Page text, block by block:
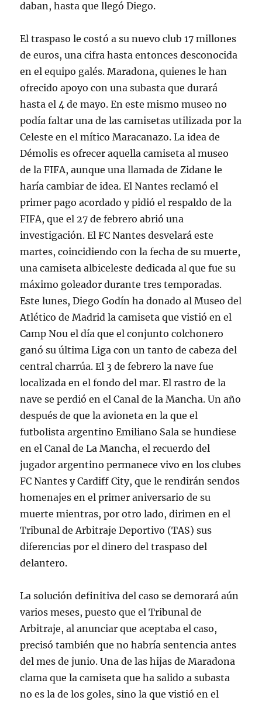
daban, hasta que llegó Diego.
El traspaso le costó a su nuevo club 17 millones
de euros, una cifra hasta entonces desconocida
en el equipo galés. Maradona, quienes le han
ofrecido apoyo con una subasta que durará
hasta el 4 de mayo. En este mismo museo no
podía faltar una de las camisetas utilizada por la
Celeste en el mítico Maracanazo. La idea de
Démolis es ofrecer aquella camiseta al museo
de la FIFA, aunque una llamada de Zidane le
haría cambiar de idea. El Nantes reclamó el
primer pago acordado y pidió el respaldo de la
FIFA, que el 27 de febrero abrió una
investigación. El FC Nantes desvelará este
martes, coincidiendo con la fecha de su muerte,
una camiseta albiceleste dedicada al que fue su
máximo goleador durante tres temporadas.
Este lunes, Diego Godín ha donado al Museo del
Atlético de Madrid la camiseta que vistió en el
Camp Nou el día que el conjunto colchonero
ganó su última Liga con un tanto de cabeza del
central charrúa. El 3 de febrero la nave fue
localizada en el fondo del mar. El rastro de la
nave se perdió en el Canal de la Mancha. Un año
después de que la avioneta en la que el
futbolista argentino Emiliano Sala se hundiese
en el Canal de La Mancha, el recuerdo del
jugador argentino permanece vivo en los clubes
FC Nantes y Cardiff City, que le rendirán sendos
homenajes en el primer aniversario de su
muerte mientras, por otro lado, dirimen en el
Tribunal de Arbitraje Deportivo (TAS) sus
diferencias por el dinero del traspaso del
delantero.
La solución definitiva del caso se demorará aún
varios meses, puesto que el Tribunal de
Arbitraje, al anunciar que aceptaba el caso,
precisó también que no habría sentencia antes
del mes de junio. Una de las hijas de Maradona
clama que la camiseta que ha salido a subasta
no es la de los goles, sino la que vistió en el